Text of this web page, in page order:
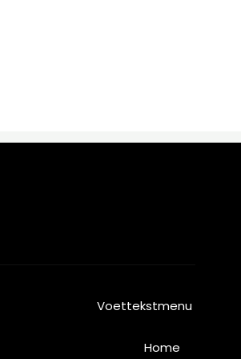
Voettekstmenu
Home